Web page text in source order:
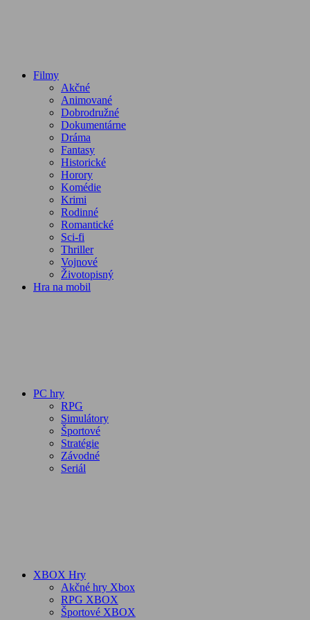
Filmy
Akčné
Animované
Dobrodružné
Dokumentárne
Dráma
Fantasy
Historické
Horory
Komédie
Krimi
Rodinné
Romantické
Sci-fi
Thriller
Vojnové
Životopisný
Hra na mobil
PC hry
RPG
Simulátory
Športové
Stratégie
Závodné
Seriál
XBOX Hry
Akčné hry Xbox
RPG XBOX
Športové XBOX